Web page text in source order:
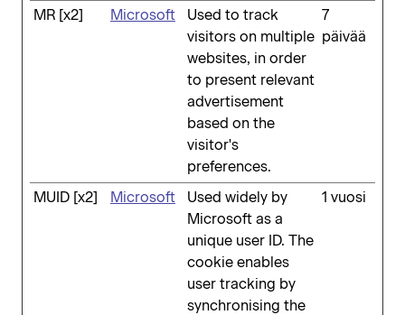
MR [x2] Microsoft
Used to track
visitors on multiple
websites, in order
to present relevant
advertisement
based on the
visitor's
preferences.
7
päivää
MUID [x2] Microsoft
Used widely by
Microsoft as a
unique user ID. The
cookie enables
user tracking by
synchronising the
1 vuosi